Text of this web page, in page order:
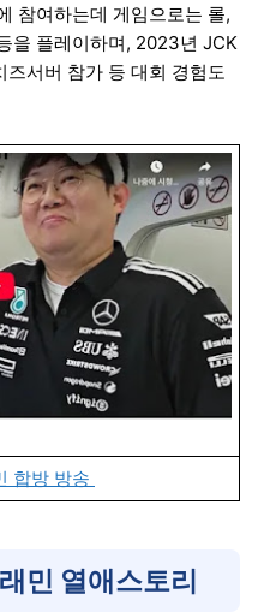
참여하는데 게임으로는 롤,
을 플레이하며, 2023년 JCK
서버 참가 등 대회 경험도
합방 방송
민 열애스토리